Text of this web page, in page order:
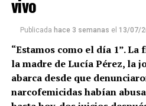
amigo. A su alrededor, una
preguntas que todavía no
Tal vez ahí y así haya
Nina Suárez,El lado oscuro.
habla de la separación, la
vivo
Publicada hace 3 semanas el 13/07/
“Estamos como el día 1”.
la madre de Lucía Pérez, la
abarca desde que
narcofemicidas habían